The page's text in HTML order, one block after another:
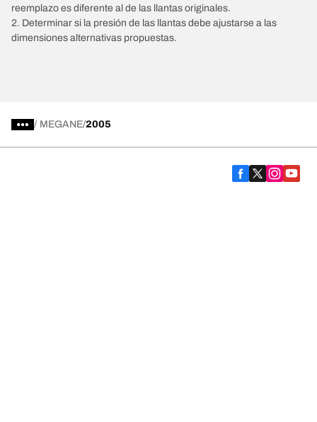
reemplazo es diferente al de las llantas originales.
2. Determinar si la presión de las llantas debe ajustarse a las
dimensiones alternativas propuestas.
/ MEGANE 2005